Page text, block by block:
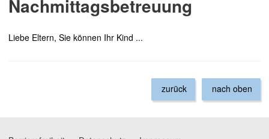
Nachmittagsbetreuung
Liebe Eltern, Sie können Ihr Kind ...
zurück nach oben